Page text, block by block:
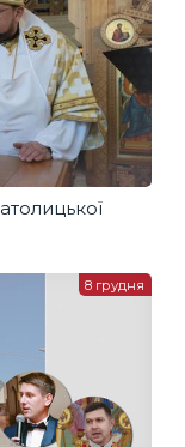
8 грудня